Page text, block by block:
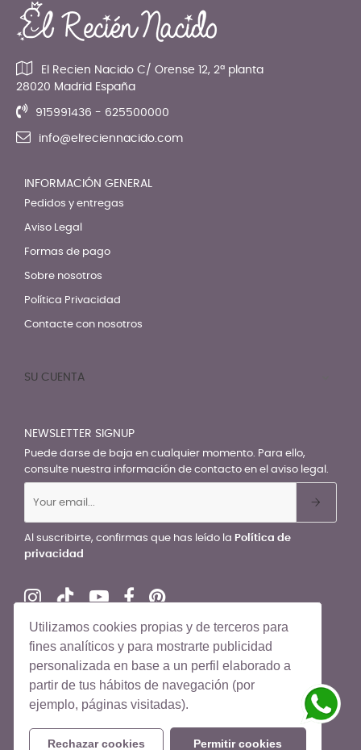
Utilizamos cookies propias y de terceros para
fines analíticos y para mostrarte publicidad
personalizada en base a un perfil elaborado a
partir de tus hábitos de navegación (por
ejemplo, páginas visitadas).
Rechazar cookies Permitir cookies
El Recien Nacido C/ Orense 12, 2ª planta
28020 Madrid España
915991436 - 625500000
info@elreciennacido.com
INFORMACIÓN GENERAL
Pedidos y entregas
Aviso Legal
Formas de pago
Sobre nosotros
Política Privacidad
Contacte con nosotros
SU CUENTA
NEWSLETTER SIGNUP
Puede darse de baja en cualquier momento. Para ello,
consulte nuestra información de contacto en el aviso legal.
Al suscribirte, confirmas que has leído la Política de
privacidad
© El Recién Nacido 2026. Todos los derechos reservados